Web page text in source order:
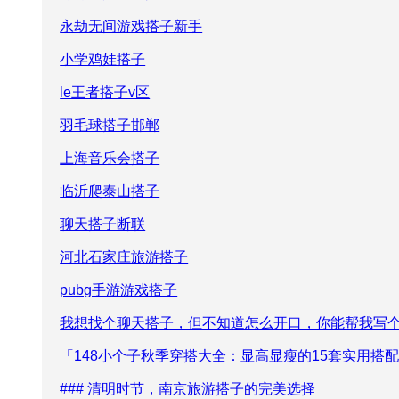
永劫无间游戏搭子新手
小学鸡娃搭子
le王者搭子v区
羽毛球搭子邯郸
上海音乐会搭子
临沂爬泰山搭子
聊天搭子断联
河北石家庄旅游搭子
pubg手游游戏搭子
我想找个聊天搭子，但不知道怎么开口，你能帮我写
「148小个子秋季穿搭大全：显高显瘦的15套实用搭配
### 清明时节，南京旅游搭子的完美选择